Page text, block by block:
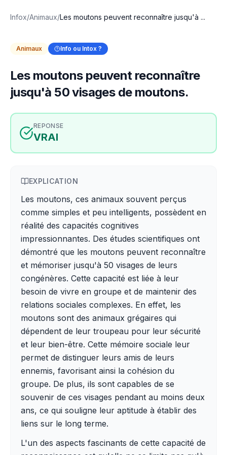
Infox/Animaux/Les moutons peuvent reconnaître jusqu'à ...
Animaux Info ou Intox ?
Les moutons peuvent reconnaître
jusqu'à 50 visages de moutons.
REPONSE
VRAI
EXPLICATION
Les moutons, ces animaux souvent perçus
comme simples et peu intelligents, possèdent en
réalité des capacités cognitives
impressionnantes. Des études scientifiques ont
démontré que les moutons peuvent reconnaître
et mémoriser jusqu'à 50 visages de leurs
congénères. Cette capacité est liée à leur
besoin de vivre en groupe et de maintenir des
relations sociales complexes. En effet, les
moutons sont des animaux grégaires qui
dépendent de leur troupeau pour leur sécurité
et leur bien-être. Cette mémoire sociale leur
permet de distinguer leurs amis de leurs
ennemis, favorisant ainsi la cohésion du
groupe. De plus, ils sont capables de se
souvenir de ces visages pendant au moins deux
ans, ce qui souligne leur aptitude à établir des
liens sur le long terme.
L'un des aspects fascinants de cette capacité de